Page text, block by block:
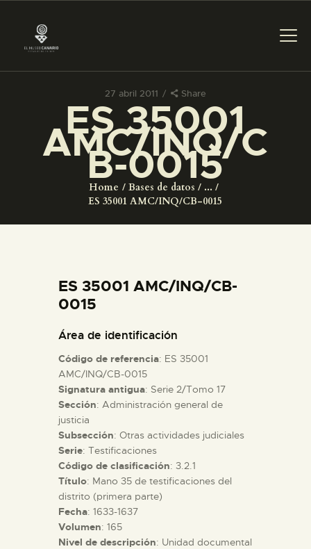
27 abril 2011 Share
ES 35001
AMC/INQ/C
B-0015
Home Bases de datos
...
ES 35001 AMC/INQ/CB-0015
PREPARAR LA VISITA
ACTIVIDADES
COLECCIONES
ESPAÑOL
PREPARAR LA VISITA
ACTIVIDADES
█
EL MUSEO
ES 35001 AMC/INQ/CB-
0015
Área de identificación
Código de referencia: ES 35001
AMC/INQ/CB-0015
Signatura antigua: Serie 2/Tomo 17
Sección: Administración general de
justicia
Subsección: Otras actividades judiciales
Serie: Testificaciones
Código de clasificación: 3.2.1
Título: Mano 35 de testificaciones del
distrito (primera parte)
Fecha: 1633-1637
Volumen: 165
Nivel de descripción: Unidad documental